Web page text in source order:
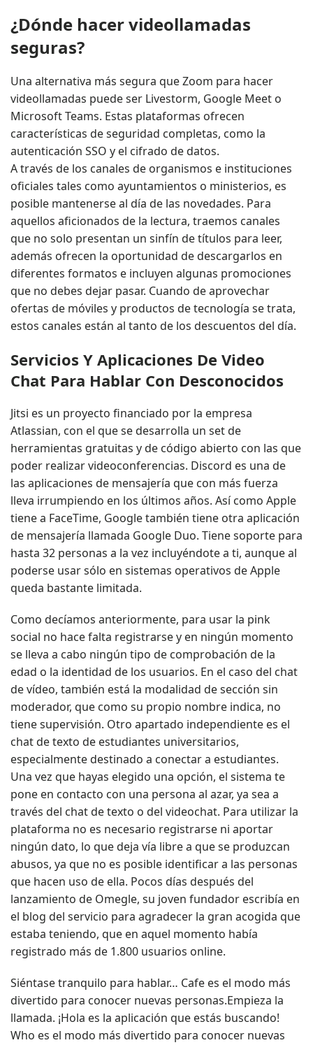
¿Dónde hacer videollamadas
seguras?
Una alternativa más segura que Zoom para hacer
videollamadas puede ser Livestorm, Google Meet o
Microsoft Teams. Estas plataformas ofrecen
características de seguridad completas, como la
autenticación SSO y el cifrado de datos.
A través de los canales de organismos e instituciones
oficiales tales como ayuntamientos o ministerios, es
posible mantenerse al día de las novedades. Para
aquellos aficionados de la lectura, traemos canales
que no solo presentan un sinfín de títulos para leer,
además ofrecen la oportunidad de descargarlos en
diferentes formatos e incluyen algunas promociones
que no debes dejar pasar. Cuando de aprovechar
ofertas de móviles y productos de tecnología se trata,
estos canales están al tanto de los descuentos del día.
Servicios Y Aplicaciones De Video
Chat Para Hablar Con Desconocidos
Jitsi es un proyecto financiado por la empresa
Atlassian, con el que se desarrolla un set de
herramientas gratuitas y de código abierto con las que
poder realizar videoconferencias. Discord es una de
las aplicaciones de mensajería que con más fuerza
lleva irrumpiendo en los últimos años. Así como Apple
tiene a FaceTime, Google también tiene otra aplicación
de mensajería llamada Google Duo. Tiene soporte para
hasta 32 personas a la vez incluyéndote a ti, aunque al
poderse usar sólo en sistemas operativos de Apple
queda bastante limitada.
Como decíamos anteriormente, para usar la pink
social no hace falta registrarse y en ningún momento
se lleva a cabo ningún tipo de comprobación de la
edad o la identidad de los usuarios. En el caso del chat
de vídeo, también está la modalidad de sección sin
moderador, que como su propio nombre indica, no
tiene supervisión. Otro apartado independiente es el
chat de texto de estudiantes universitarios,
especialmente destinado a conectar a estudiantes.
Una vez que hayas elegido una opción, el sistema te
pone en contacto con una persona al azar, ya sea a
través del chat de texto o del videochat. Para utilizar la
plataforma no es necesario registrarse ni aportar
ningún dato, lo que deja vía libre a que se produzcan
abusos, ya que no es posible identificar a las personas
que hacen uso de ella. Pocos días después del
lanzamiento de Omegle, su joven fundador escribía en
el blog del servicio para agradecer la gran acogida que
estaba teniendo, que en aquel momento había
registrado más de 1.800 usuarios online.
Siéntase tranquilo para hablar… Cafe es el modo más
divertido para conocer nuevas personas.Empieza la
llamada. ¡Hola es la aplicación que estás buscando!
Who es el modo más divertido para conocer nuevas